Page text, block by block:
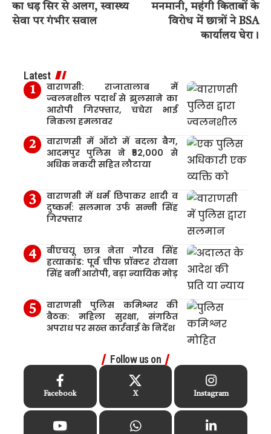
का धड़ सिर से अलग, स्वास्थ्य
सेवा पर गंभीर सवाल
मनमानी, महंगी किताबों के
विरोध में छात्रों ने BSA
कार्यालय घेरा।
Latest
वाराणसी: राजातालाब में
ज्वलनशील पदार्थ से झुलसाने का
आरोपी गिरफ्तार, चचेरा भाई
निकला हमलावर
वाराणसी में ऑटो में बदला बैग,
आदमपुर पुलिस ने ₹52,000 से
अधिक नकदी सहित लौटाया
वाराणसी में धर्म छिपाकर शादी व
दुष्कर्म: सलमान उर्फ सन्नी सिंह
गिरफ्तार
बीएचयू छात्र नेता गौरव सिंह
हत्याकांड: पूर्व चीफ प्रॉक्टर रोयना
सिंह बनीं आरोपी, बड़ा न्यायिक मोड़
वाराणसी पुलिस कमिश्नर की
बैठक: महिला सुरक्षा, संगठित
अपराध पर सख्त कार्रवाई के निर्देश
Follow us on
Facebook X Instagram